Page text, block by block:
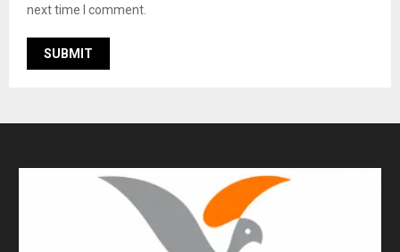
next time I comment.